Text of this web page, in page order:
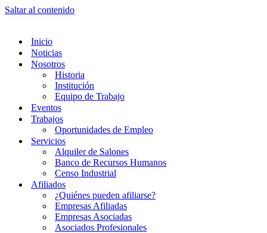
Saltar al contenido
Inicio
Noticias
Nosotros
Historia
Institución
Equipo de Trabajo
Eventos
Trabajos
Oportunidades de Empleo
Servicios
Alquiler de Salones
Banco de Recursos Humanos
Censo Industrial
Afiliados
¿Quiénes pueden afiliarse?
Empresas Afiliadas
Empresas Asociadas
Asociados Profesionales